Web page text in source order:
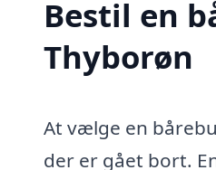
Bestil en
Thyborøn
At vælge en
der er gået bort.